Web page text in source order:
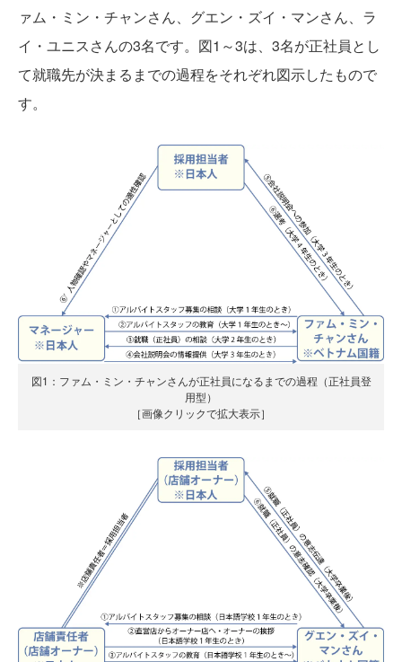
ァム・ミン・チャンさん、グエン・ズイ・マンさん、ラ
イ・ユニスさんの3名です。図1～3は、3名が正社員とし
て就職先が決まるまでの過程をそれぞれ図示したもので
す。
図1：ファム・ミン・チャンさんが正社員になるまでの過程（正社員登
用型）
［画像クリックで拡大表示］